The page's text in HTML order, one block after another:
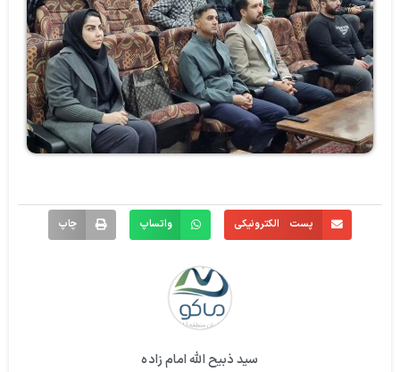
پست الکترونیکی واتساپ چاپ
سید ذبیح الله امام زاده